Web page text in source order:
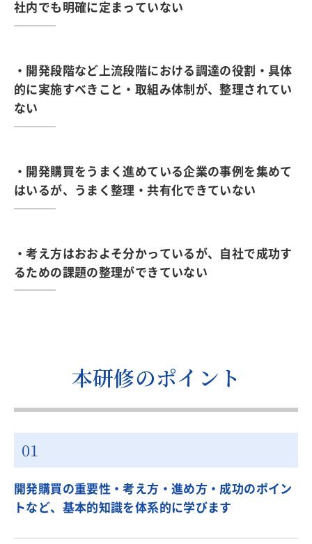
社内でも明確に定まっていない
・開発段階など上流段階における調達の役割・具体
的に実施すべきこと・取組み体制が、整理されてい
ない
・開発購買をうまく進めている企業の事例を集めて
はいるが、うまく整理・共有化できていない
・考え方はおおよそ分かっているが、自社で成功す
るための課題の整理ができていない
本研修のポイント
開発購買の重要性・考え方・進め方・成功のポイン
トなど、基本的知識を体系的に学びます